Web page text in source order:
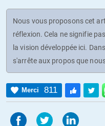
Nous vous proposons cet
réflexion. Cela ne signifie
la vision développée ici.
s'arrête aux propos que
Merci 811